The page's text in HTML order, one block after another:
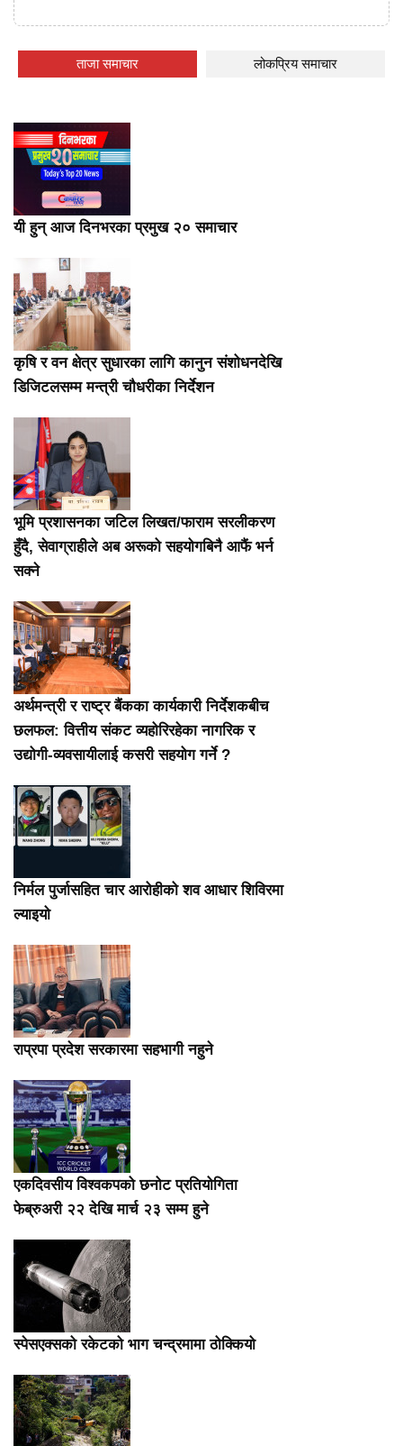
ताजा समाचार लोकप्रिय समाचार
यी हुन् आज दिनभरका प्रमुख २० समाचार
कृषि र वन क्षेत्र सुधारका लागि कानुन संशोधनदेखि
डिजिटलसम्म मन्त्री चौधरीका निर्देशन
भूमि प्रशासनका जटिल लिखत/फाराम सरलीकरण
हुँदै, सेवाग्राहीले अब अरूको सहयोगबिनै आफैं भर्न
सक्ने
अर्थमन्त्री र राष्ट्र बैंकका कार्यकारी निर्देशकबीच
छलफल: वित्तीय संकट व्यहोरिरहेका नागरिक र
उद्योगी-व्यवसायीलाई कसरी सहयोग गर्ने ?
निर्मल पुर्जासहित चार आरोहीको शव आधार शिविरमा
ल्याइयो
राप्रपा प्रदेश सरकारमा सहभागी नहुने
एकदिवसीय विश्वकपको छनोट प्रतियोगिता
फेब्रुअरी २२ देखि मार्च २३ सम्म हुने
स्पेसएक्सको रकेटको भाग चन्द्रमामा ठोक्कियो